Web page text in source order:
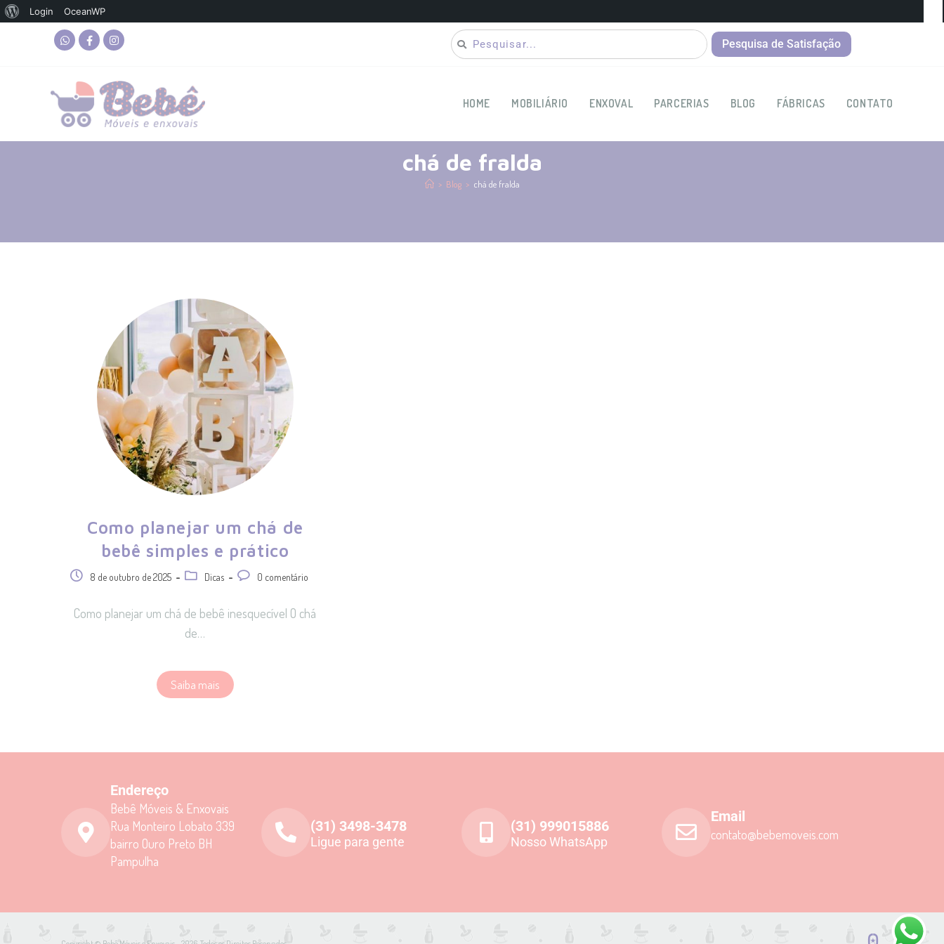
Login OceanWP
Pesquisa de Satisfação
HOME MOBILIÁRIO ENXOVAL PARCERIAS BLOG FÁBRICAS CONTATO
chá de fralda
> Blog > chá de fralda
Como planejar um chá de
bebê simples e prático
8 de outubro de 2025 Dicas 0 comentário
Como planejar um chá de bebê inesquecível O chá
de…
Saiba mais
Endereço
Bebê Móveis & Enxovais
Rua Monteiro Lobato 339
bairro Ouro Preto BH
Pampulha
(31) 3498-3478
Ligue para gente
(31) 999015886
Nosso WhatsApp
Email
contato@bebemoveis.com